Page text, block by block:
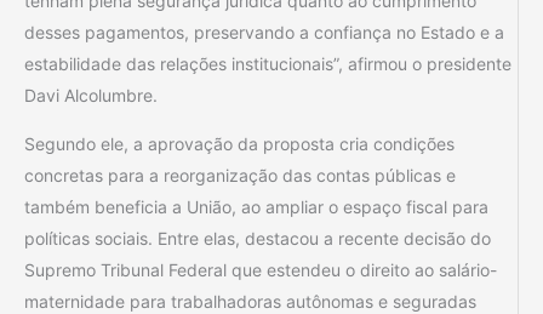
desses pagamentos, preservando a confiança no Estado e a
estabilidade das relações institucionais”, afirmou o presidente
Davi Alcolumbre.
Segundo ele, a aprovação da proposta cria condições
concretas para a reorganização das contas públicas e
também beneficia a União, ao ampliar o espaço fiscal para
políticas sociais. Entre elas, destacou a recente decisão do
Supremo Tribunal Federal que estendeu o direito ao salário-
maternidade para trabalhadoras autônomas e seguradas